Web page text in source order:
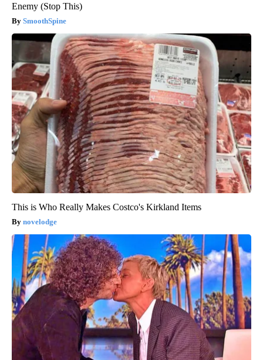
Enemy (Stop This)
SmoothSpine
This is Who Really Makes Costco's Kirkland Items
novelodge